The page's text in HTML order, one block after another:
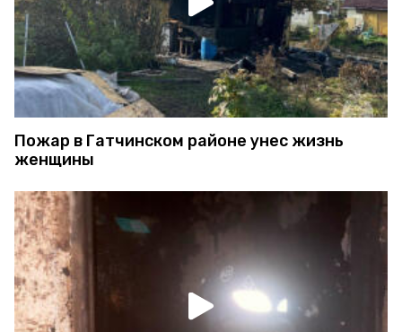
Пожар в Гатчинском районе унес жизнь
женщины